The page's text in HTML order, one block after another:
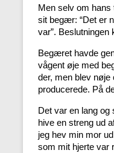
Men selv om hans
sit begær: “Det er
var”.
Begæret havde
vågent øje med
der, men blev nøje
producerede. På
Det var en lang og
hive en streng ud
jeg hev min mor
som mit hjerte var